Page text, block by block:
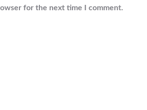
for the next time I comment.